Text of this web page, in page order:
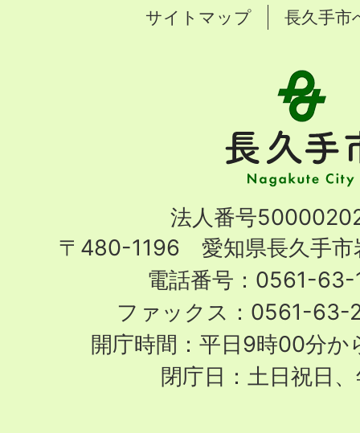
サイトマップ 長久手市
手
市
City
法人番号
〒480-1196 愛知県長久手市
電話番号：0561-63-
ファックス：0561-63-
開庁時間：平日9時00分
閉庁日：土日祝日